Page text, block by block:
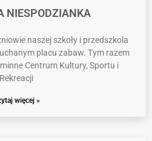
NIESPODZIANKA
naszej szkoły i przedszkola
placu zabaw. Tym razem
Centrum Kultury, Sportu i
Rekreacji
więcej »